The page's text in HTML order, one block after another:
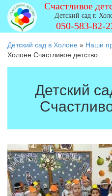
Счастливое
Детский сад г.
050-583-82-
Детский сад в Холоне » Наши
Холоне Счастливое детство
Детский